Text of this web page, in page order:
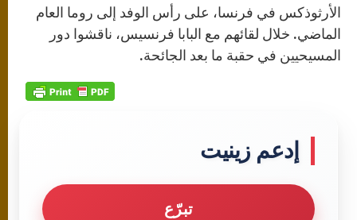
الأرثوذكس في فرنسا، على رأس الوفد إلى روما العام
الماضي. خلال لقائهم مع البابا فرنسيس، ناقشوا دور
المسيحيين في حقبة ما بعد الجائحة.
إدعم زينيت
تبرّع